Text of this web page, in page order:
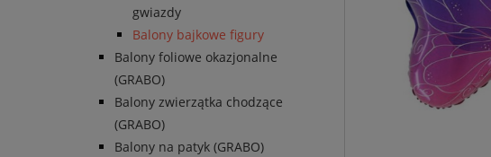
gwiazdy
Balony bajkowe figury
Balony foliowe okazjonalne
(GRABO)
Balony zwierzątka chodzące
(GRABO)
Balony na patyk (GRABO)